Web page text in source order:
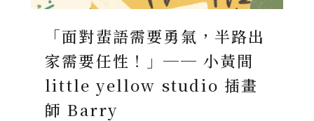
「面對蜚語需要勇氣，半路出
家需要任性！」── 小黃間
little yellow studio 插畫
師 Barry